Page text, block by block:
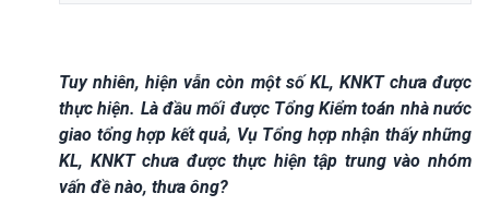
Tuy nhiên, hiện vẫn còn một số KL, KNKT chưa được
thực hiện. Là đầu mối được Tổng Kiểm toán nhà nước
giao tổng hợp kết quả, Vụ Tổng hợp nhận thấy những
KL, KNKT chưa được thực hiện tập trung vào nhóm
vấn đề nào, thưa ông?